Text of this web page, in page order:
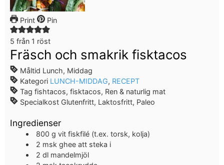
Print Pin
5 från 1 röst
Fräsch och smakrik fisktacos
Måltid Lunch, Middag
Kategori LUNCH-MIDDAG, RECEPT
Tag fishtacos, fisktacos, Ren & naturlig mat
Specialkost Glutenfritt, Laktosfritt, Paleo
Ingredienser
800 g vit fiskfilé (t.ex. torsk, kolja)
2 msk ghee att steka i
2 dl mandelmjöl